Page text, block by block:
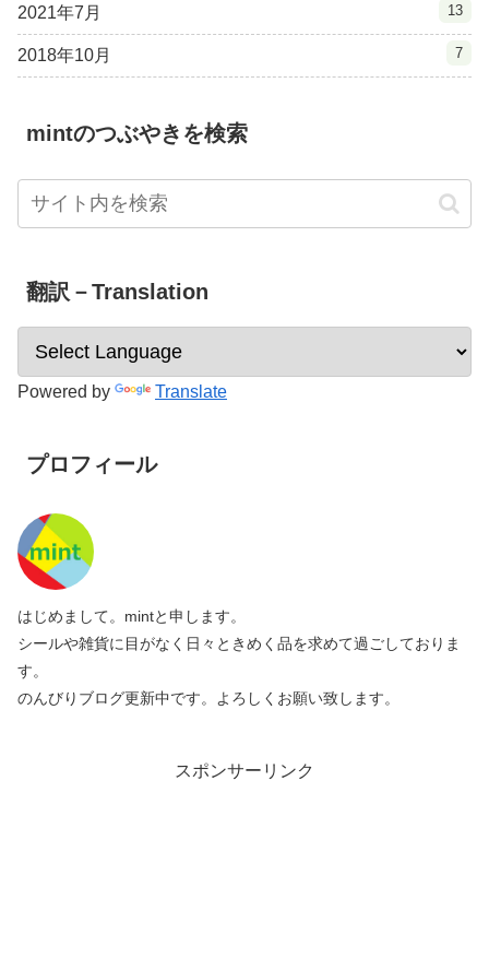
2021年7月 13
2018年10月 7
mintのつぶやきを検索
翻訳－Translation
Powered by Translate
プロフィール
はじめまして。mintと申します。
シールや雑貨に目がなく日々ときめく品を求めて過ごしておりま
す。
のんびりブログ更新中です。よろしくお願い致します。
スポンサーリンク